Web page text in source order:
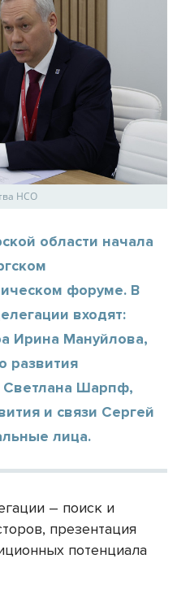
НСО
области начала
форуме. В
входят:
Ирина Мануйлова,
развития
Светлана Шарпф,
и связи Сергей
лица.
– поиск и
презентация
потенциала